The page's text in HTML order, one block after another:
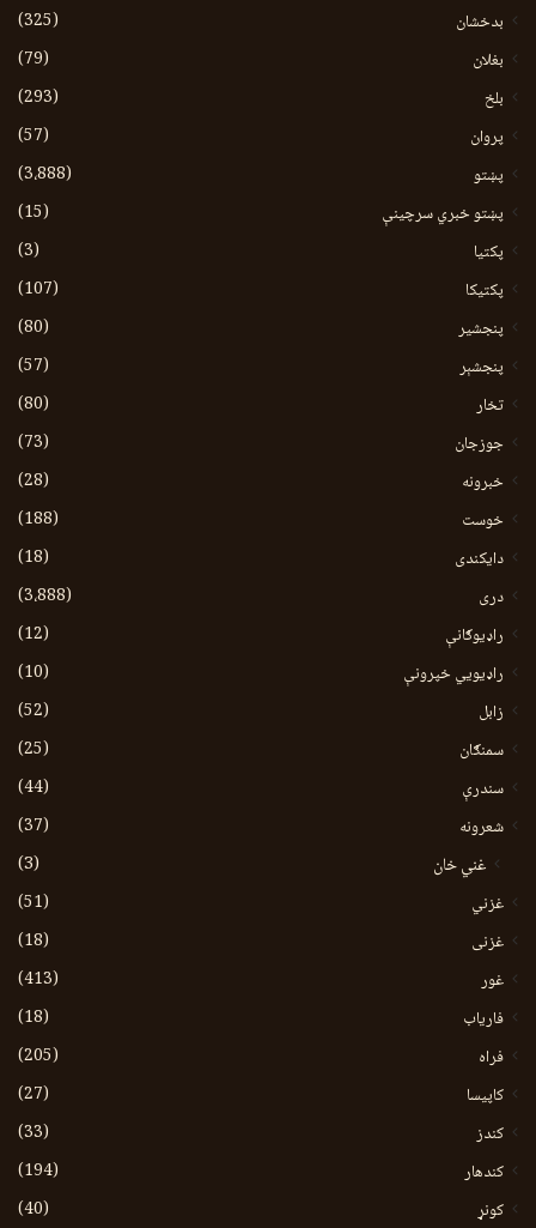
بدخشان
(325)
بغلان
(79)
بلخ
(293)
پروان
(57)
پښتو
(3،888)
پښتو خبري سرچينې
(15)
پکتيا
(3)
پکتیکا
(107)
پنجشیر
(80)
پنجشېر
(57)
تخار
(80)
جوزجان
(73)
خبرونه
(28)
خوست
(188)
دایکندی
(18)
دری
(3،888)
راډیوګانې
(12)
راډیويي خپرونې
(10)
زابل
(52)
سمنګان
(25)
سندرې
(44)
شعرونه
(37)
غني خان
(3)
غزني
(51)
غزنی
(18)
غور
(413)
فاریاب
(18)
فراه
(205)
کاپیسا
(27)
کندز
(33)
کندهار
(194)
کونړ
(40)